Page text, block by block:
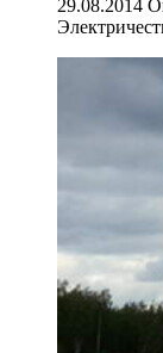
29.08.2014